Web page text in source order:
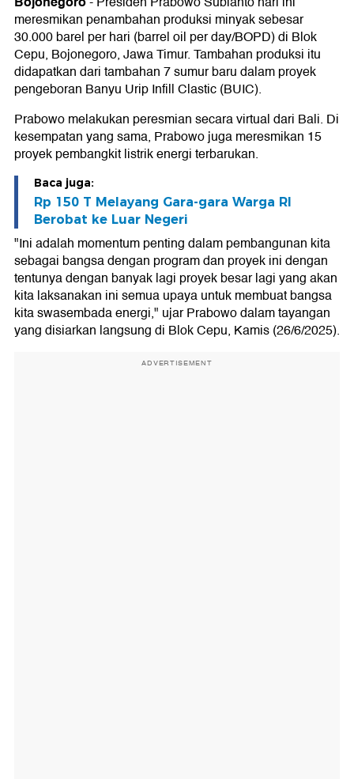
meresmikan penambahan produksi minyak sebesar
30.000 barel per hari (barrel oil per day/BOPD) di Blok
Cepu, Bojonegoro, Jawa Timur. Tambahan produksi itu
didapatkan dari tambahan 7 sumur baru dalam proyek
pengeboran Banyu Urip Infill Clastic (BUIC).
Prabowo melakukan peresmian secara virtual dari Bali. Di
kesempatan yang sama, Prabowo juga meresmikan 15
proyek pembangkit listrik energi terbarukan.
Baca juga:
Rp 150 T Melayang Gara-gara Warga RI
Berobat ke Luar Negeri
"Ini adalah momentum penting dalam pembangunan kita
sebagai bangsa dengan program dan proyek ini dengan
tentunya dengan banyak lagi proyek besar lagi yang akan
kita laksanakan ini semua upaya untuk membuat bangsa
kita swasembada energi," ujar Prabowo dalam tayangan
yang disiarkan langsung di Blok Cepu, Kamis (26/6/2025).
ADVERTISEMENT